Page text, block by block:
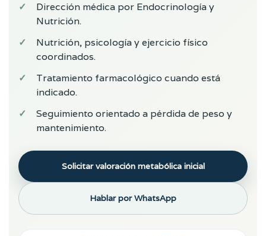
Dirección médica por Endocrinología y
Nutrición.
Nutrición, psicología y ejercicio físico
coordinados.
Tratamiento farmacológico cuando está
indicado.
Seguimiento orientado a pérdida de peso y
mantenimiento.
Solicitar valoración metabólica inicial
Hablar por WhatsApp